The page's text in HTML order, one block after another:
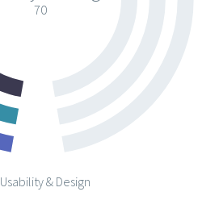
70
Usability & Design